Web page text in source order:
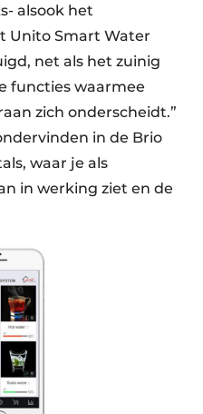
alsook het
Unito Smart Water
net als het zuinig
functies waarmee
zich onderscheidt.”
in de Brio
waar je als
in werking ziet en de